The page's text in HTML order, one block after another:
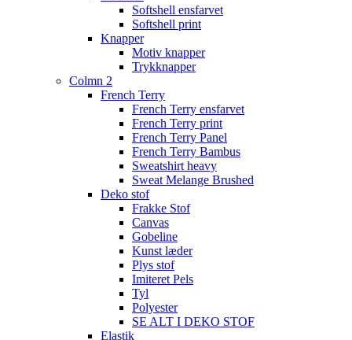
Softshell ensfarvet
Softshell print
Knapper
Motiv knapper
Trykknapper
Colmn 2
French Terry
French Terry ensfarvet
French Terry print
French Terry Panel
French Terry Bambus
Sweatshirt heavy
Sweat Melange Brushed
Deko stof
Frakke Stof
Canvas
Gobeline
Kunst læder
Plys stof
Imiteret Pels
Tyl
Polyester
SE ALT I DEKO STOF
Elastik